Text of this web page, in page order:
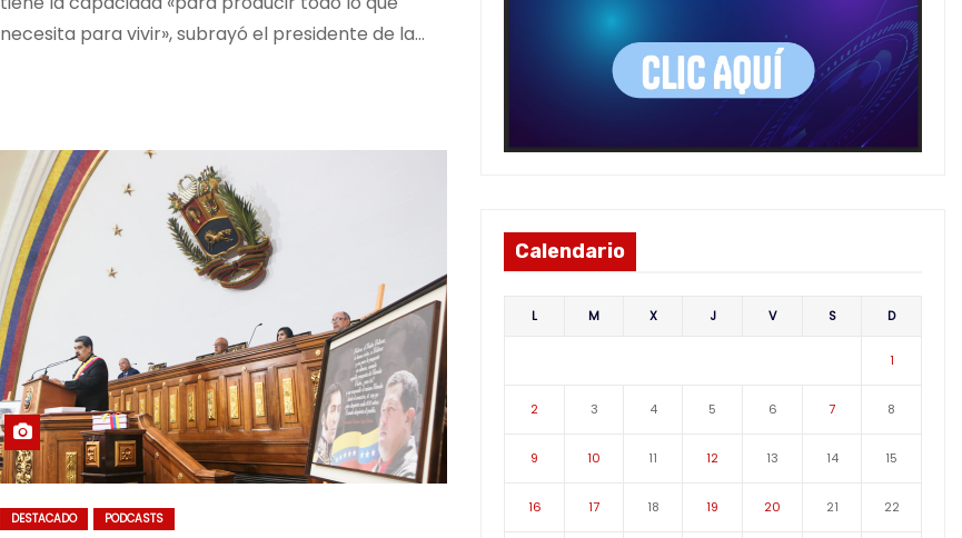
necesita para vivir», subrayó el presidente de la…
DESTACADO PODCASTS
Calendario
L M X J V S D
1
2 3 4 5 6 7 8
9 10 11 12 13 14 15
16 17 18 19 20 21 22